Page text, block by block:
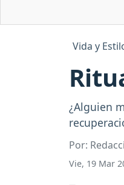
Vida y
¿Alguien
Por:
Vie, 19 Mar